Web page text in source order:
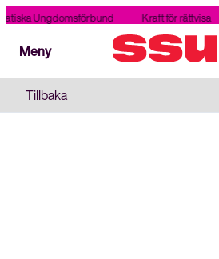
Ungdomsförbund Kraft för rättvisa
MenyMeny
Tillbaka